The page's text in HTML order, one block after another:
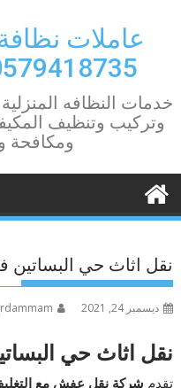
contentعاملات
0549362075
خدمات النظافه
وتركيب وتنظيف
نقل اثاث حي البساتين في جدة
ديسمبر 24, 2021
نقل اثاث حي
تقدم شركة نقل عفش مع